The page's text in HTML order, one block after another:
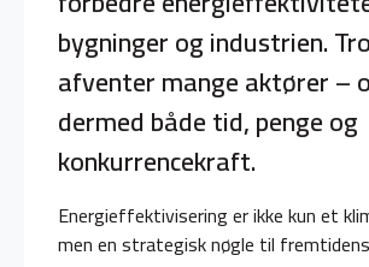
bygninger og industrien.
afventer mange aktører –
dermed både tid, penge og
konkurrencekraft.
Energieffektivisering er ikke kun et
men en strategisk nøgle til fremtidens